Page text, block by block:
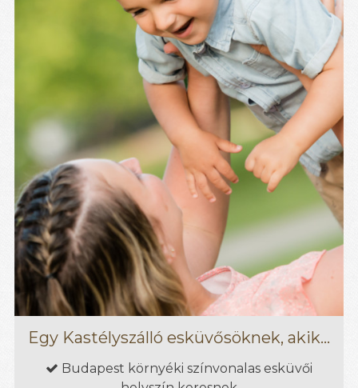
Egy Kastélyszálló esküvősöknek, akik...
 Budapest környéki színvonalas esküvői